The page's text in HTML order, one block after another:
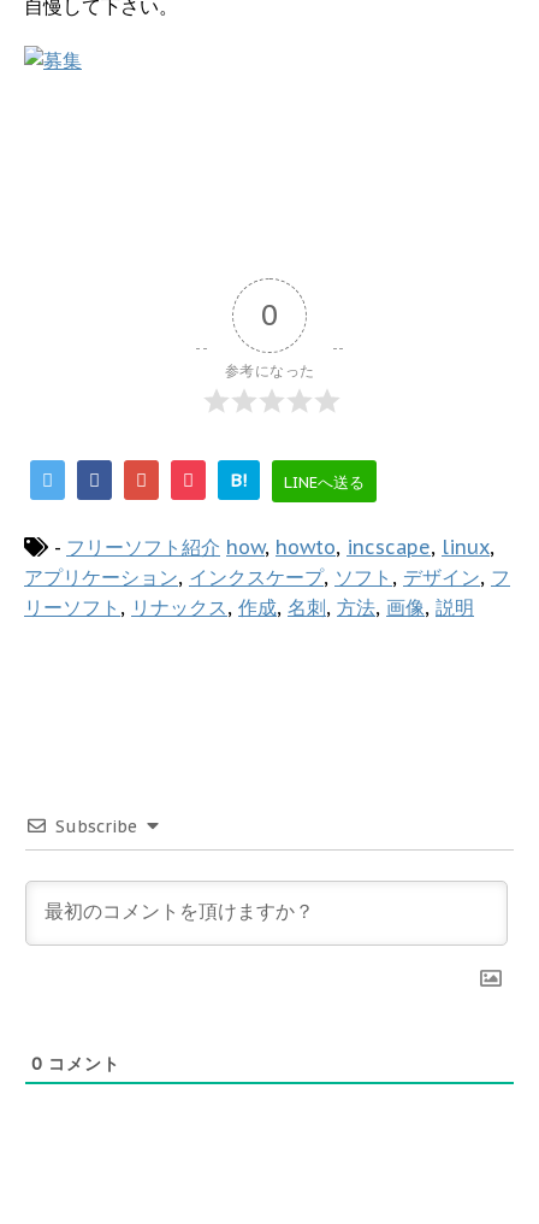
自慢して下さい。
0
参考になった
B! LINEへ送る
- フリーソフト紹介 how, howto, incscape, linux,
アプリケーション, インクスケープ, ソフト , デザイン, フ
リーソフト , リナックス , 作成, 名刺, 方法, 画像, 説明
Subscribe
0 コメント